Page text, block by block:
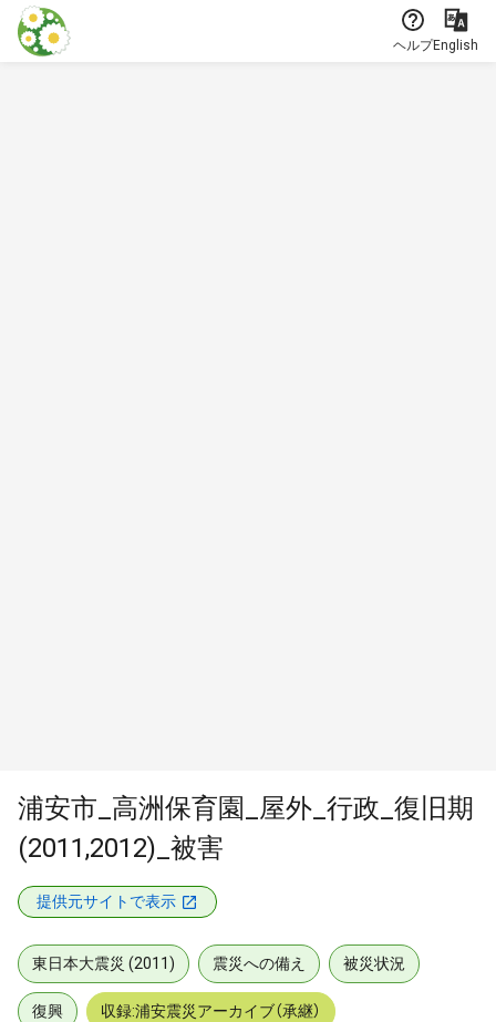
本文に飛ぶ
ヘルプEnglish
浦安市_高洲保育園_屋外_行政_復旧期
(2011,2012)_被害
提供元サイトで表示
東日本大震災 (2011) 震災への備え 被災状況
復興 収録:浦安震災アーカイブ（承継）